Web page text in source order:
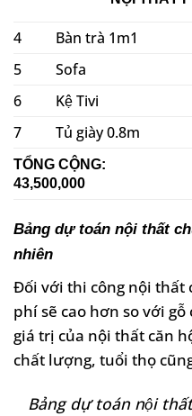
4 Bàn trà 1m1
5
Sofa
6
Kệ Tivi
7
Tủ giày 0.8m
TỔNG
43,500,000
Bảng dự toán nội thất
nhiên
Đối với thi công nội thất
phí sẽ cao hơn so với
giá trị của nội thất căn
chất lượng, tuổi thọ
Bảng dự toán nội